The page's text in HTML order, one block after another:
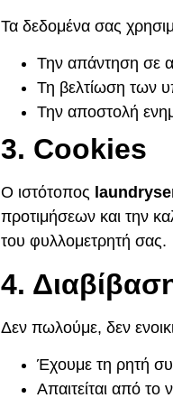
Τα δεδομένα σας
Την απάντηση σε
Τη βελτίωση των
Την αποστολή
3. Cookies
Ο ιστότοπος
προτιμήσεων και την
του φυλλομετρητή σας.
4.
Δεν πωλούμε, δεν
Έχουμε τη ρητή
Απαιτείται από το